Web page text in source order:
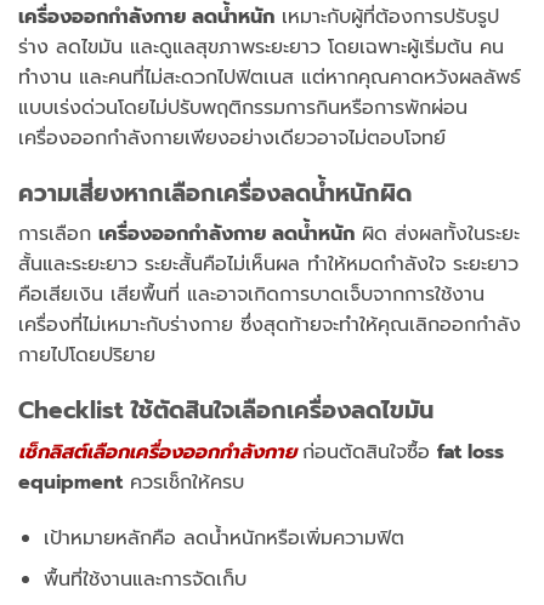
เครื่องออกกำลังกาย ลดน้ำหนัก เหมาะกับผู้ที่ต้องการปรับรูป
ร่าง ลดไขมัน และดูแลสุขภาพระยะยาว โดยเฉพาะผู้เริ่มต้น คน
ทำงาน และคนที่ไม่สะดวกไปฟิตเนส แต่หากคุณคาดหวังผลลัพธ์
แบบเร่งด่วนโดยไม่ปรับพฤติกรรมการกินหรือการพักผ่อน
เครื่องออกกำลังกายเพียงอย่างเดียวอาจไม่ตอบโจทย์
ความเสี่ยงหากเลือกเครื่องลดน้ำหนักผิด
การเลือก เครื่องออกกำลังกาย ลดน้ำหนัก ผิด ส่งผลทั้งในระยะ
สั้นและระยะยาว ระยะสั้นคือไม่เห็นผล ทำให้หมดกำลังใจ ระยะยาว
คือเสียเงิน เสียพื้นที่ และอาจเกิดการบาดเจ็บจากการใช้งาน
เครื่องที่ไม่เหมาะกับร่างกาย ซึ่งสุดท้ายจะทำให้คุณเลิกออกกำลัง
กายไปโดยปริยาย
Checklist ใช้ตัดสินใจเลือกเครื่องลดไขมัน
เช็กลิสต์เลือกเครื่องออกกำลังกาย ก่อนตัดสินใจซื้อ fat loss
equipment ควรเช็กให้ครบ
เป้าหมายหลักคือ ลดน้ำหนักหรือเพิ่มความฟิต
พื้นที่ใช้งานและการจัดเก็บ